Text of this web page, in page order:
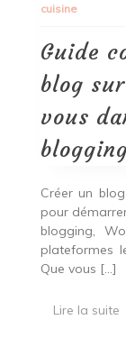
cuisine
Guide
blog
vous
Créer un
pour
blogging,
plateformes
Que vous […]
Lire la suite